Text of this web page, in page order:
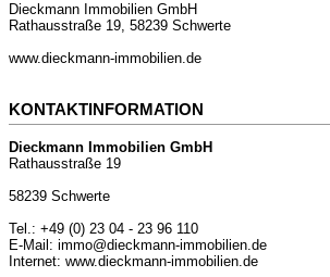
Dieckmann Immobilien GmbH
Rathausstraße 19, 58239 Schwerte
www.dieckmann-immobilien.de
KONTAKTINFORMATION
Dieckmann Immobilien GmbH
Rathausstraße 19
58239 Schwerte
Tel.: +49 (0) 23 04 - 23 96 110
E-Mail: immo@dieckmann-immobilien.de
Internet: www.dieckmann-immobilien.de